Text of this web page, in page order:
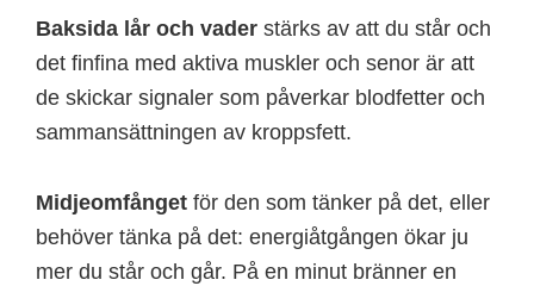
Baksida lår och vader stärks av att du står och
det finfina med aktiva muskler och senor är att
de skickar signaler som påverkar blodfetter och
sammansättningen av kroppsfett.
Midjeomfånget för den som tänker på det, eller
behöver tänka på det: energiåtgången ökar ju
mer du står och går. På en minut bränner en